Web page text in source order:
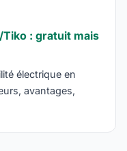
: gratuit mais
électrique en
avantages,